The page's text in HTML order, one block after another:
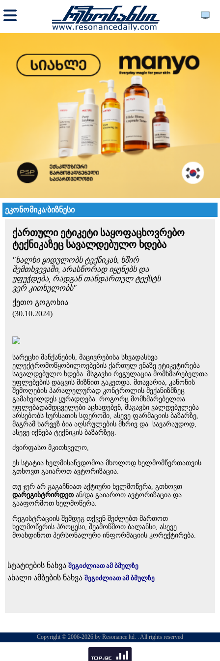
ეკონომიკა/ბიზნესი
ქართული ეტიკეტი საყოფაცხოვრებო
ტექნიკაზეც სავალდებულო ხდება
"ხალხი ყიდულობს ტექნიკას, ხშირ
შემთხვევაში, არასწორად იყენებს და
უფუჭდება, რადგან თანდართულ ტექსტს
ვერ კითხულობს"
ქეთო გოგოხია
(30.10.2024)
სარეცხი მანქანების, მაცივრებისა სხვადასხვა
ელექტრომოწყობილოებების ქართულ ენაზე ეტიკეტირება
სავალდებულო ხდება. მსგავსი რეგულაცია მომხმარებელთა
უფლებების დაცვის მიზნით გაკეთდა. მთავარია, კანონის
შემოღების პარალელურად კონტროლის მექანიზმზეც
გამახვილდეს ყურადღება. როგორც მომხმარებელთა
უფლებადამდცველები აცხადებენ, მსგავსი ვალდებულება
არსებობს სურსათის სფეროში, ასევე ფარმაციის ბაზარზე,
მაგრამ ხარვეზ ბია აღსრულების მხრივ და სავარაუდოდ,
ასევე იქნება ტექნიკის ბაზარზეც.
ძვირფასო მკითხველო,
ეს სტატია ხელმისაწვდომოა მხოლოდ ხელმომწერთათვის.
გთხოვთ გაიაროთ ავტორიზაცია.
თუ ჯერ არ გაგაჩნიათ აქტიური ხელმოწერა, გთხოვთ
დარეგისტრირდეთ ან/და გაიაროთ ავტორიზაცია და
გააფორმოთ ხელმოწერა.
რეგისტრაციის შემდეგ თქვენ შეძლებთ მართოთ
ხელმოწერის პროცესი, შეამოწმოთ ბალანსი, ასევე
მოახდინოთ პერსონალური ინფორმაციის კორექტირება.
სტატიების ნახვა შეგიძლიათ ამ ბმულზე
ახალი ამბების ნახვა შეგიძლიათ ამ ბმულზე
Copyright © 2006-2026 by Resonance ltd. . All rights reserved